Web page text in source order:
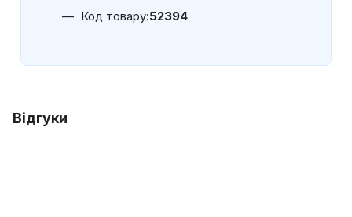
Код товару:52394
Відгуки